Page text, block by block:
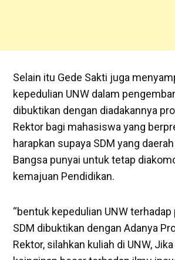
Selain itu Gede Sakti juga
kepedulian UNW dalam
dibuktikan dengan diadakannya
Rektor bagi mahasiswa yang
harapkan supaya SDM yang
Bangsa punyai untuk tetap
kemajuan Pendidikan.
“bentuk kepedulian UNW
SDM dibuktikan dengan Adanya
Rektor, silahkan kuliah di UNW,